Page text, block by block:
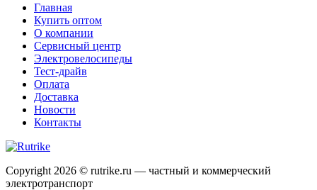
Главная
Купить оптом
О компании
Сервисный центр
Электровелосипеды
Тест-драйв
Оплата
Доставка
Новости
Контакты
Copyright 2026 © rutrike.ru — частный и коммерческий
электротранспорт